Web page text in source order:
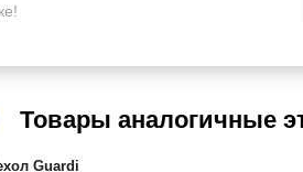
Товары аналогичные
Guardi